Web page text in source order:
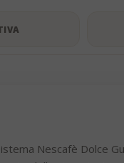
Nescafè Dolce